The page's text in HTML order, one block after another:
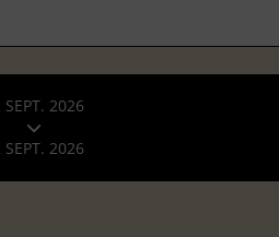
SEPT. 2026
SEPT. 2026